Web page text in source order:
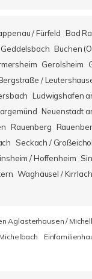
/ Fürfeld Bad
Buchen
Gerolsheim
/
Ludwigshafen
Neuenstadt
Rauenberg
Seckach /
/ Hoffenheim
Waghäusel / Kirrlach
Aglasterhausen /